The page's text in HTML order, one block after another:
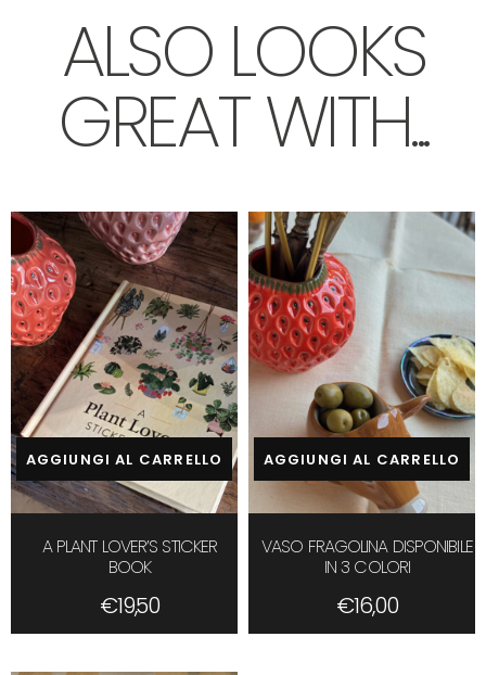
ALSO LOOKS
GREAT WITH...
AGGIUNGI AL CARRELLO
A PLANT LOVER’S STICKER
BOOK
€19,50
AGGIUNGI AL CARRELLO
VASO FRAGOLINA DISPONIBILE
IN 3 COLORI
€16,00